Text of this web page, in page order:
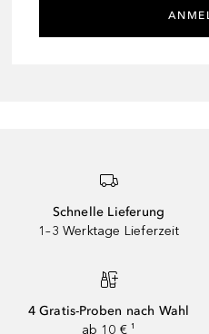
Schnelle Lieferung
1–3 Werktage Lieferzeit
4 Gratis-Proben nach Wahl
ab 10 € ¹